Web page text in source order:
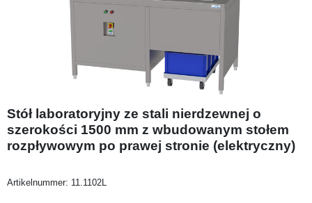
Stół laboratoryjny ze stali nierdzewnej o
szerokości 1500 mm z wbudowanym stołem
rozpływowym po prawej stronie (elektryczny)
Artikelnummer: 11.1102L